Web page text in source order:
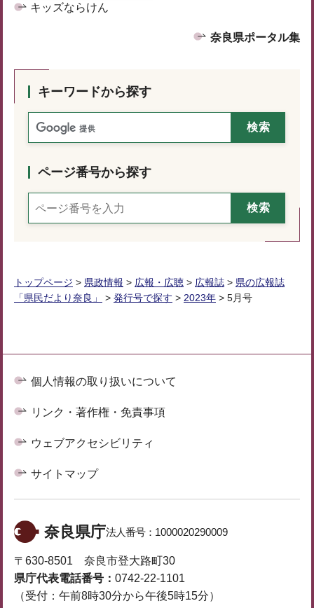
キッズならけん
奈良県ポータル集
キーワードから探す
ページ番号から探す
トップページ > 県政情報 > 広報・広聴 > 広報誌 > 県の広報誌
「県民だより奈良」
> 発行号で探す > 2023年 > 5月号
個人情報の取り扱いについて
リンク・著作権・免責事項
ウェブアクセシビリティ
サイトマップ
奈良県庁法人番号： 1000020290009
〒630-8501 奈良市登大路町30
県庁代表電話番号： 0742-22-1101
（受付：午前8時30分から午後5時15分）